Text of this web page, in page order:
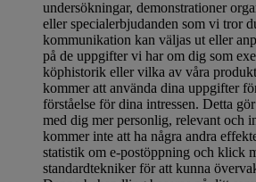
undersökningar, demonstrationer
eller specialerbjudanden som vi tror
kommunikation kan väljas ut eller
på de uppgifter vi har om dig som
köphistorik eller vilka av våra
kommer att använda dina uppgifter
förståelse för dina intressen. Detta
med dig mer personlig, relevant och
kommer inte att ha några andra
statistik om e-postöppning och klick
standardtekniker för att kunna